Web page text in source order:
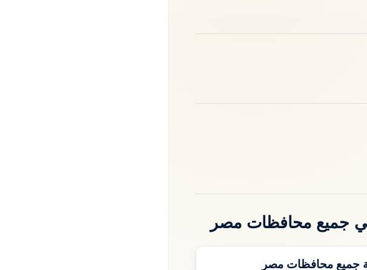
جميع محافظات مصر
جميع محافظات مصر